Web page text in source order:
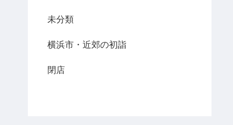
未分類
横浜市・近郊の初詣
閉店